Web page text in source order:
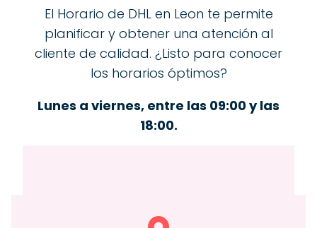
El Horario de DHL en Leon te permite
planificar y obtener una atención al
cliente de calidad. ¿Listo para conocer
los horarios óptimos?
Lunes a viernes, entre las 09:00 y las
18:00.